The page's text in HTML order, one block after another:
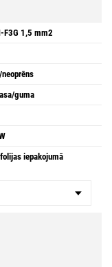
F3G 1,5 mm2
guma
iepakojumā